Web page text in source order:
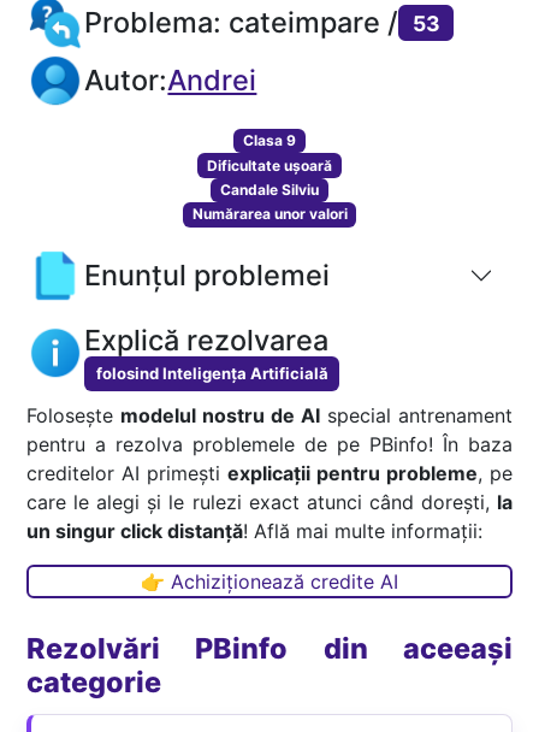
Problema: cateimpare / 53
Autor:Andrei
Clasa 9
Dificultate ușoară
Candale Silviu
Numărarea unor valori
Enunțul problemei
Explică rezolvarea
folosind Inteligența Artificială
Folosește modelul nostru de AIspecial antrenament
pentru a rezolva problemele de pe PBinfo! În baza
creditelor AI primești explicații pentru probleme, pe
care le alegi și le rulezi exact atunci când dorești, la
un singur click distanță! Află mai multe informații:
👉 Achiziționează credite AI
Rezolvări PBinfo din aceeași
categorie